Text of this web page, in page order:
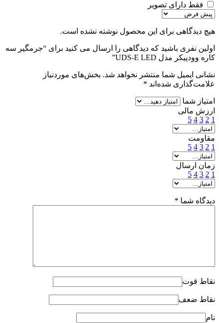
فقط دارای تصویر
هیچ دیدگاهی برای این محصول نوشته نشده است.
اولین نفری باشید که دیدگاهی را ارسال می کنید برای “جرمگیر سه
کاره وودپیکر مدل UDS-E LED”
نشانی ایمیل شما منتشر نخواهد شد. بخش‌های موردنیاز
علامت‌گذاری شده‌اند *
امتیاز شما
ارزش مالی
1
2
3
4
5
مقاومت
1
2
3
4
5
زمان ارسال
1
2
3
4
5
دیدگاه شما *
نقاط قوت
نقاط ضعف
نام